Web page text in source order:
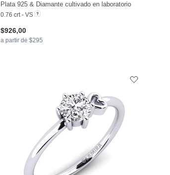
Plata 925 & Diamante cultivado en laboratorio
0.76 crt - VS
$926,00
a partir de $295